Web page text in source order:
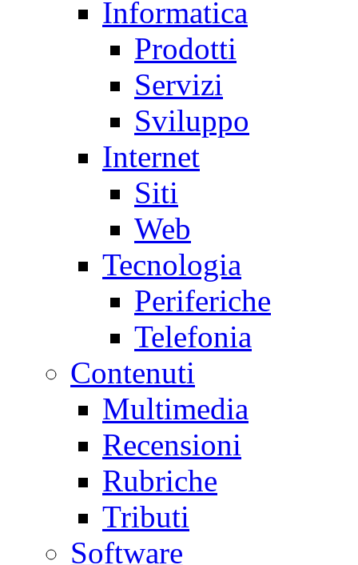
Informatica
Prodotti
Servizi
Sviluppo
Internet
Siti
Web
Tecnologia
Periferiche
Telefonia
Contenuti
Multimedia
Recensioni
Rubriche
Tributi
Software